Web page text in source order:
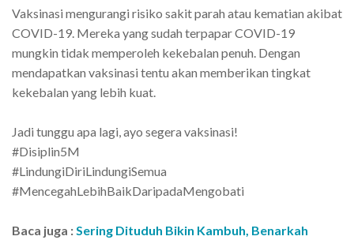
Vaksinasi mengurangi risiko sakit parah atau kematian akibat
COVID-19. Mereka yang sudah terpapar COVID-19
mungkin tidak memperoleh kekebalan penuh. Dengan
mendapatkan vaksinasi tentu akan memberikan tingkat
kekebalan yang lebih kuat.
Jadi tunggu apa lagi, ayo segera vaksinasi!
#Disiplin5M
#LindungiDiriLindungiSemua
#MencegahLebihBaikDaripadaMengobati
Baca juga : Sering Dituduh Bikin Kambuh, Benarkah